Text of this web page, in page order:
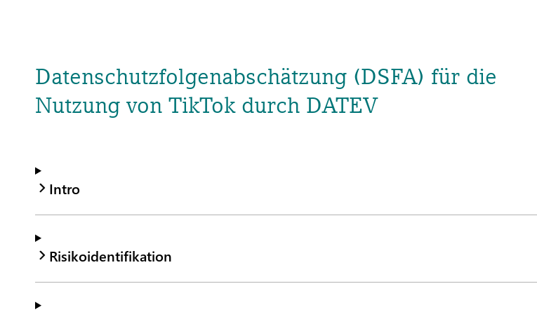
Datenschutzfolgenabschätzung (DSFA) für die
Nutzung von TikTok durch DATEV
Intro
Risikoidentifikation